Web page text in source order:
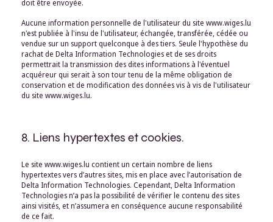
doit être envoyée.
Aucune information personnelle de l'utilisateur du site www.wiges.lu
n'est publiée à l'insu de l'utilisateur, échangée, transférée, cédée ou
vendue sur un support quelconque à des tiers. Seule l'hypothèse du
rachat de Delta Information Technologies et de ses droits
permettrait la transmission des dites informations à l'éventuel
acquéreur qui serait à son tour tenu de la même obligation de
conservation et de modification des données vis à vis de l'utilisateur
du site www.wiges.lu.
8. Liens hypertextes et cookies.
Le site www.wiges.lu contient un certain nombre de liens
hypertextes vers d’autres sites, mis en place avec l’autorisation de
Delta Information Technologies. Cependant, Delta Information
Technologies n’a pas la possibilité de vérifier le contenu des sites
ainsi visités, et n’assumera en conséquence aucune responsabilité
de ce fait.